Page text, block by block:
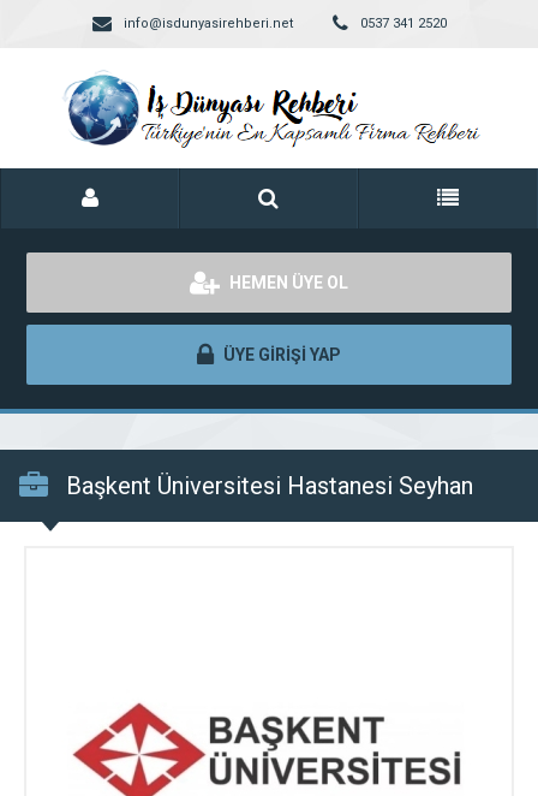
info@isdunyasirehberi.net 0537 341 2520
HEMEN ÜYE OL
ÜYE GİRİŞİ YAP
Başkent Üniversitesi Hastanesi Seyhan